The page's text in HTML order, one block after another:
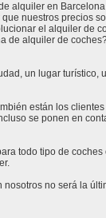
alquiler en
nuestros precios
el alquiler de
de alquiler de
un lugar turístico,
están los
se ponen en
todo tipo de
nosotros no será la